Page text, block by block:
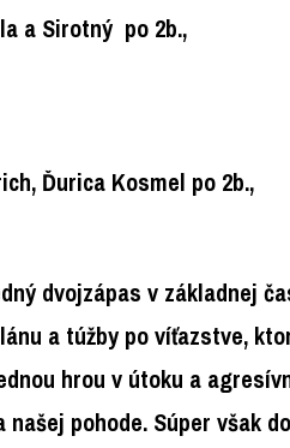
a Sirotný po 2b.,
Ďurica Kosmel po 2b.,
dvojzápas v základnej
a túžby po víťazstve,
hrou v útoku a
pohode. Súper však